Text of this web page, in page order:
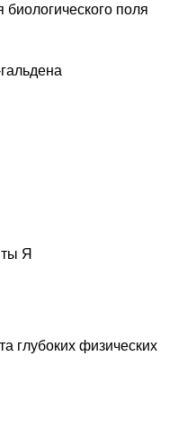
поля
Я
глубоких физических